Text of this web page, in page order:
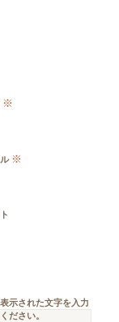
※
※
表示された文字を入力
ださい。